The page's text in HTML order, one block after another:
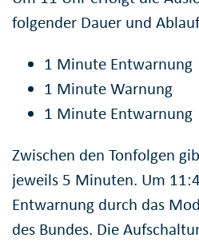
folgender Dauer und
1 Minute Entwarnung
1 Minute Warnung
1 Minute Entwarnung
Zwischen den Tonfolgen
jeweils 5 Minuten. Um
Entwarnung durch das
des Bundes. Die